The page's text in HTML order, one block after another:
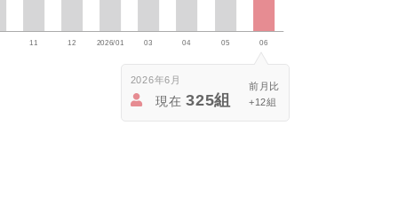
2026年6月
現在325組 +12組